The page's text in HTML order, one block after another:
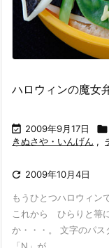
ハロウィンの魔女
 2009年9月17日 
きぬさや・いんげん ,
 2009年10月4日
もうひとつハロウィン
これから ひらりと箒
か・・・。 文字のパス